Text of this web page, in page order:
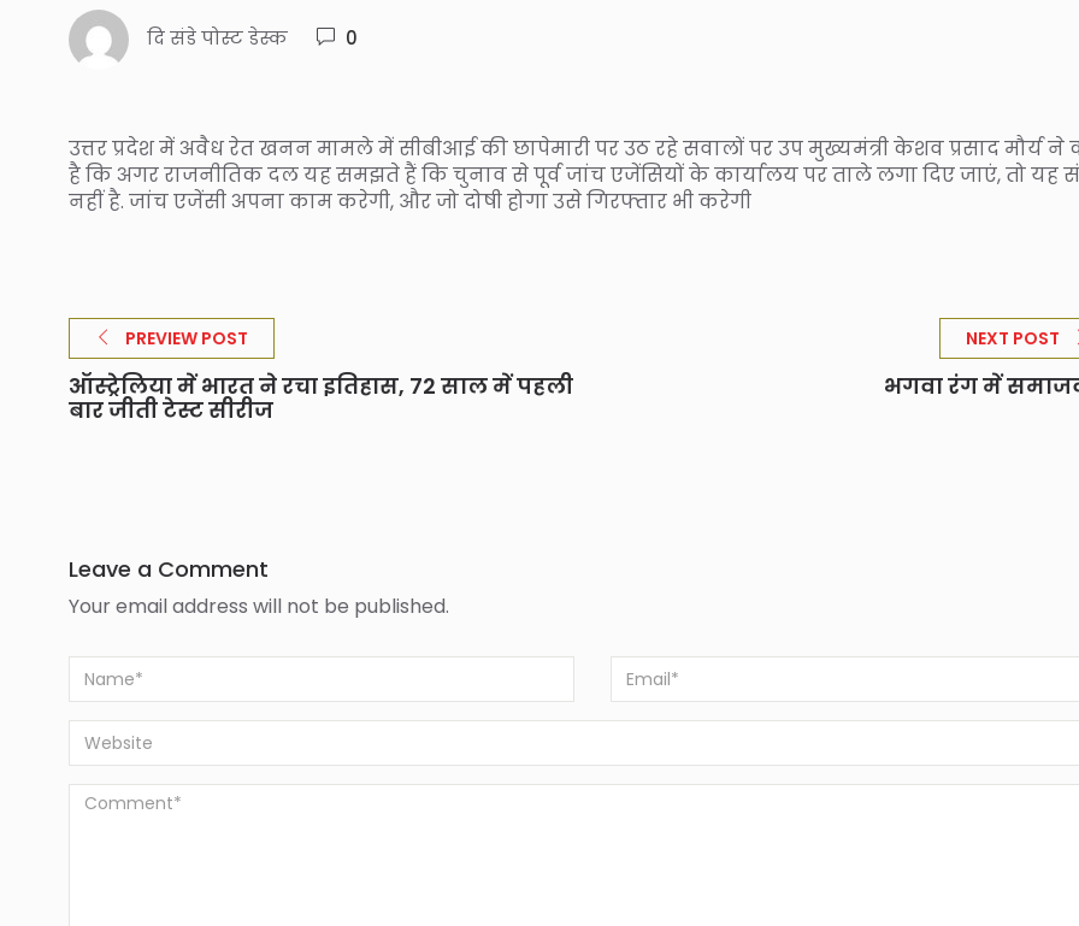
दि संडे पोस्ट डेस्क 0
उत्तर प्रदेश में अवैध रेत खनन मामले में सीबीआई की छापेमारी पर उठ रहे सवालों पर उप मुख्यमंत्री केशव प्रसाद मौर्य ने
है कि अगर राजनीतिक दल यह समझते हैं कि चुनाव से पूर्व जांच एजेंसियों के कार्यालय पर ताले लगा दिए जाएं, तो यह
नहीं है. जांच एजेंसी अपना काम करेगी, और जो दोषी होगा उसे गिरफ्तार भी करेगी
PREVIEW POST
ऑस्ट्रेलिया में भारत ने रचा इतिहास, 72 साल में पहली
बार जीती टेस्ट सीरीज
NEXT POST
भगवा रंग में
Leave a Comment
Your email address will not be published.